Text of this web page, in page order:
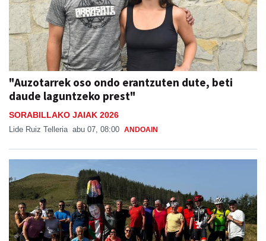
"Auzotarrek oso ondo erantzuten dute, beti
daude laguntzeko prest"
SORABILLAKO JAIAK 2026
Lide Ruiz Telleria abu 07, 08:00 ANDOAIN